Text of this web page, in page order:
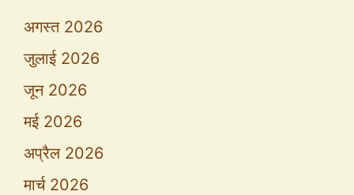
अगस्त 2026
जुलाई 2026
जून 2026
मई 2026
अप्रैल 2026
मार्च 2026